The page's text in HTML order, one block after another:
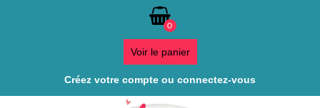
0
Voir le panier
Créez votre compte ou connectez-vous